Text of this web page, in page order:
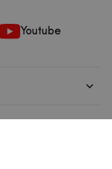
Youtube